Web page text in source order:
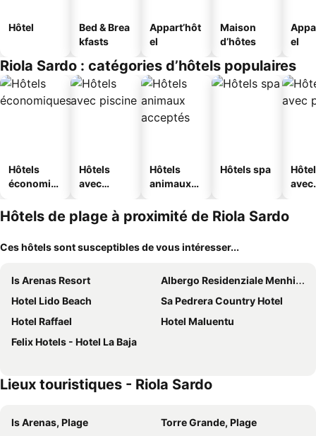
Hôtel
Bed & Brea
kfasts
Appart’hôt
el
Maison
d’hôtes
el
Riola Sardo : catégories d’hôtels populaires
Hôtels
économiq
Hôtels
avec
Hôtels
animaux
Hôtels spa
avec
Hôtels de plage à proximité de Riola Sardo
Ces hôtels sont susceptibles de vous intéresser...
Is Arenas Resort
Albergo Residenziale Menhirs
Hotel Lido Beach
Sa Pedrera Country Hotel
Hotel Raffael
Hotel Maluentu
Felix Hotels - Hotel La Baja
Lieux touristiques - Riola Sardo
Is Arenas, Plage
Torre Grande, Plage